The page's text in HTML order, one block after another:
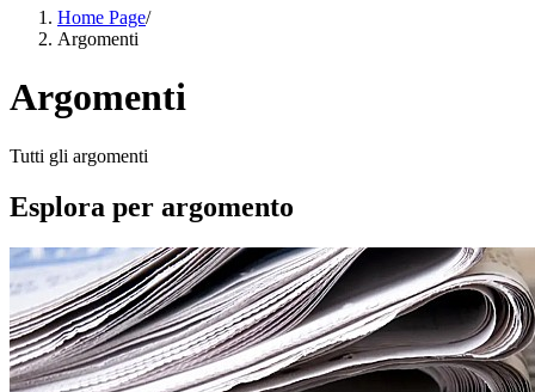
Home Page/
Argomenti
Argomenti
Tutti gli argomenti
Esplora per argomento